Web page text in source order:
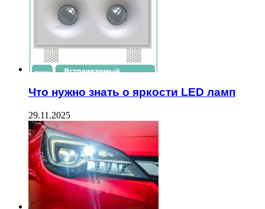
Что нужно знать о яркости LED ламп
29.11.2025